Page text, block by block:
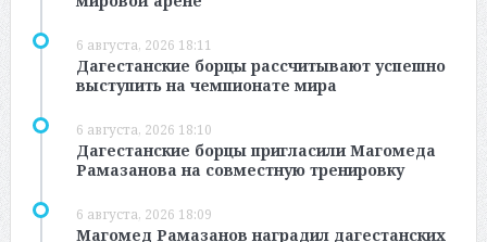
6 августа, 2026 18:11
Дагестанские борцы рассчитывают успешно
выступить на чемпионате мира
6 августа, 2026 18:10
Дагестанские борцы пригласили Магомеда
Рамазанова на совместную тренировку
6 августа, 2026 18:09
Магомед Рамазанов наградил дагестанских